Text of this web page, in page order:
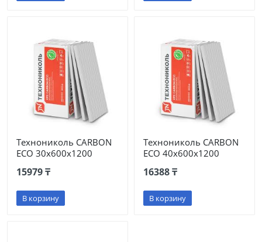
Технониколь CARBON
ECO 30х600х1200
15979 ₸
В корзину
Технониколь CARBON
ECO 40х600х1200
16388 ₸
В корзину